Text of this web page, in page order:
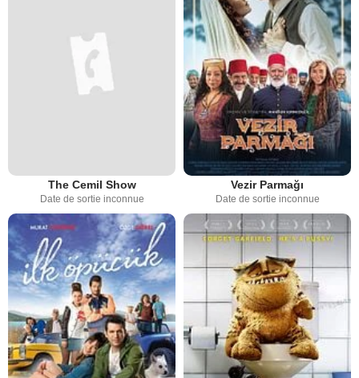
The Cemil Show
Date de sortie inconnue
Vezir Parmağı
Date de sortie inconnue